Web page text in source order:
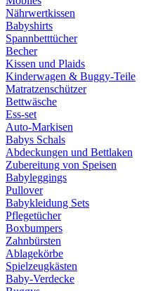
Nährwertkissen
Babyshirts
Spannbetttücher
Becher
Kissen und Plaids
Kinderwagen & Buggy-Teile
Matratzenschützer
Bettwäsche
Ess-set
Auto-Markisen
Babys Schals
Abdeckungen und Bettlaken
Zubereitung von Speisen
Babyleggings
Pullover
Babykleidung Sets
Pflegetücher
Boxbumpers
Zahnbürsten
Ablagekörbe
Spielzeugkästen
Baby-Verdecke